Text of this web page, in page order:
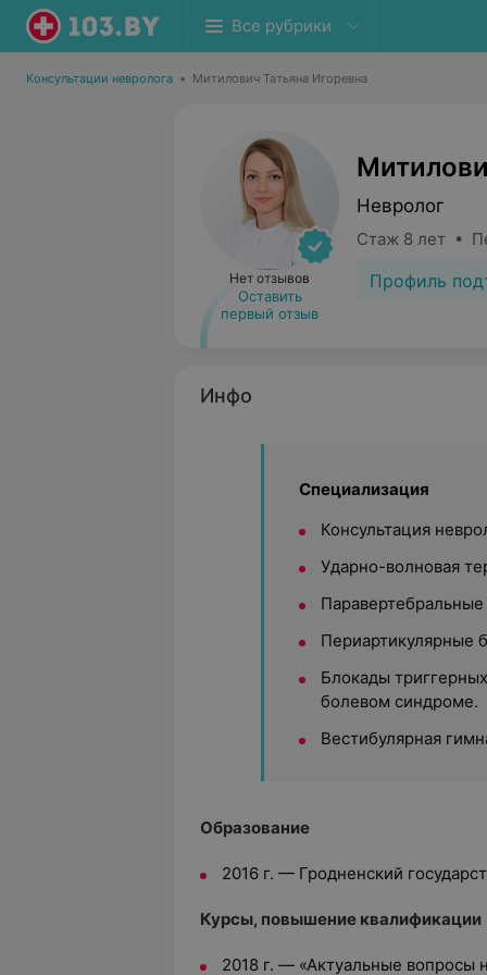
Все рубрики
Консультации невролога • Митилович Татьяна Игоревна
Нет отзывов
Оставить
первый отзыв
Невролог
Стаж 8 лет •
Профиль
Инфо
Специализация
Консультация
Ударно-волновая
Периартикулярные
Блокады
болевом синдроме.
Вестибулярная
Образование
2016 г. — Гродненский
Курсы, повышение квалификации
2018 г. — «Актуальные вопросы